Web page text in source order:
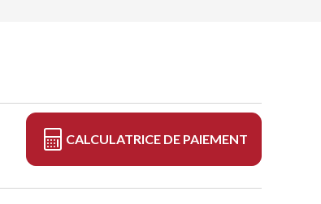
CALCULATRICE DE PAIEMENT